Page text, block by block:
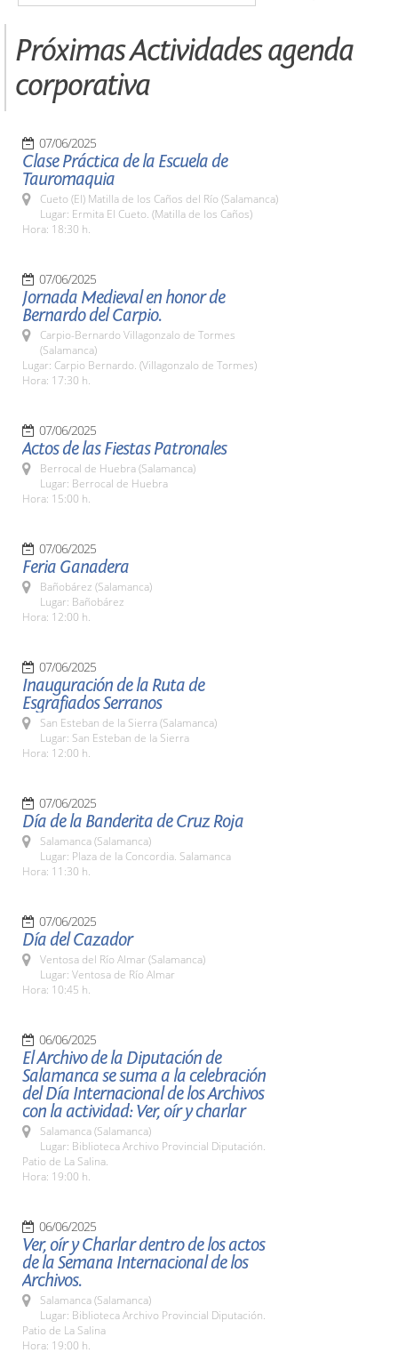
Próximas Actividades agenda
corporativa
07/06/2025
Clase Práctica de la Escuela de
Tauromaquia
Cueto (El) Matilla de los Caños del Río (Salamanca)
Lugar: Ermita El Cueto. (Matilla de los Caños)
Hora: 18:30 h.
07/06/2025
Jornada Medieval en honor de
Bernardo del Carpio.
Carpio-Bernardo Villagonzalo de Tormes
(Salamanca)
Lugar: Carpio Bernardo. (Villagonzalo de Tormes)
Hora: 17:30 h.
07/06/2025
Actos de las Fiestas Patronales
Berrocal de Huebra (Salamanca)
Lugar: Berrocal de Huebra
Hora: 15:00 h.
07/06/2025
Feria Ganadera
Bañobárez (Salamanca)
Lugar: Bañobárez
Hora: 12:00 h.
07/06/2025
Inauguración de la Ruta de
Esgrafiados Serranos
San Esteban de la Sierra (Salamanca)
Lugar: San Esteban de la Sierra
Hora: 12:00 h.
07/06/2025
Día de la Banderita de Cruz Roja
Salamanca (Salamanca)
Lugar: Plaza de la Concordia. Salamanca
Hora: 11:30 h.
07/06/2025
Día del Cazador
Ventosa del Río Almar (Salamanca)
Lugar: Ventosa de Río Almar
Hora: 10:45 h.
06/06/2025
El Archivo de la Diputación de
Salamanca se suma a la celebración
del Día Internacional de los Archivos
con la actividad: Ver, oír y charlar
Salamanca (Salamanca)
Lugar: Biblioteca Archivo Provincial Diputación.
Patio de La Salina.
Hora: 19:00 h.
06/06/2025
Ver, oír y Charlar dentro de los actos
de la Semana Internacional de los
Archivos.
Salamanca (Salamanca)
Lugar: Biblioteca Archivo Provincial Diputación.
Patio de La Salina
Hora: 19:00 h.